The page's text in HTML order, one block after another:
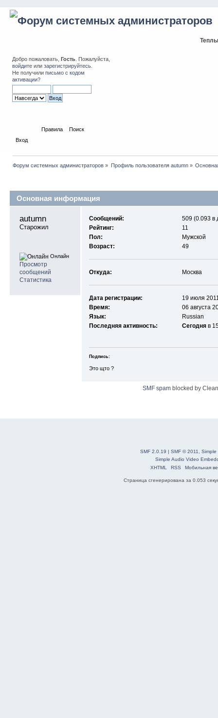
Добро пожаловать, Гость . Пожалуйста,
войдите или зарегистрируйтесь
Не получили письмо с кодом
активации?
Правила
Поиск
Вход
Форум системных администраторов » Профиль пользователя autumn»
Основная информация
autumn
Старожил
Онлайн
Просмотр
сообщений
Статистика
Сообщений:
509 (0.093 в
Рейтинг:
11
Пол:
Мужской
Возраст:
49
Откуда: Москва
Дата регистрации:
19 июля
Время:
06 августа
Язык:
Russian
Последняя активность:
Сегодня в
Подпись:
Это щто ?
SMF spam blocked by
SMF 2.0.19 | SMF © 2011
Simple
Simple Audio Video
XHTML
RSS Мобильная
Страница сгенерирована за 0.053